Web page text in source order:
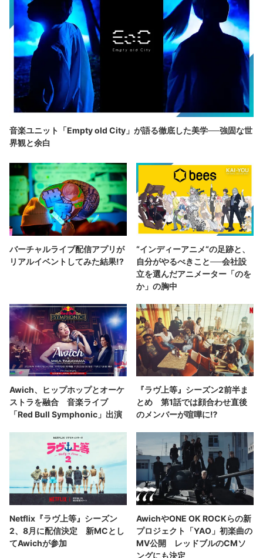
音楽ユニット「Empty old City」が語る徹底した美学──強固な世
界観と余白
バーチャルライブ配信アプリが
リアルイベントしてみた結果!?
“インディーアニメ“の足跡と、
自分がやるべきこと──会社設
立を選んだアニメーター「のを
か」の胸中
Awich、ヒップホップとオーケ
ストラを融合 音楽ライブ
「Red Bull Symphonic」出演
『ラヴ上等』シーズン2前半ま
とめ 第1話では顔合わせ直後
のメンバーが喧嘩に⁉︎
Netflix『ラヴ上等』シーズン
2、8月に配信決定 新MCとし
てAwichが参加
AwichやONE OK ROCKらの新
プロジェクト「YAO」初楽曲の
MV公開 レッドブルのCMソ
ングにも決定